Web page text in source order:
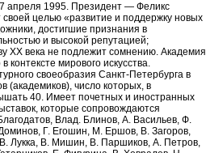
апреля 1995. Президент — Феликс
целью «развитие и поддержку новых
достигшие признания в
и высокой репутацией;
XX века не подлежит сомнению. Академия
мирового искусства.
своеобразия Санкт-Петербурга в
(академиков), число которых, в
40. Имеет почетных и иностранных
которые сопровождаются
Влад. Блинов, А. Васильев, Ф.
Г. Егошин, М. Ершов, В. Загоров,
Лукка, В. Мишин, В. Паршиков, А. Петров,